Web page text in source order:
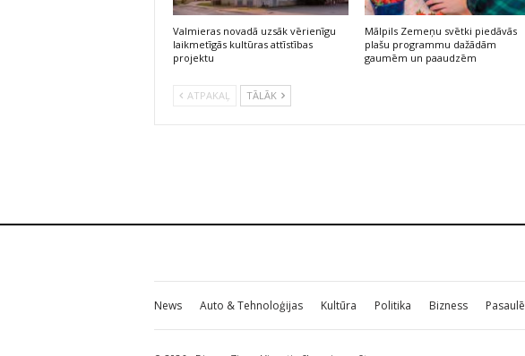
Valmieras novadā uzsāk vērienīgu
laikmetīgās kultūras attīstības
projektu
Mālpils Zemeņu svētki piedāvās
plašu programmu dažādām
gaumēm un paaudzēm
ATPAKAĻ TĀLĀK
News Auto & Tehnoloģijas Kultūra Politika Bizness Pasaulē